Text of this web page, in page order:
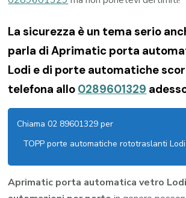
La sicurezza è un tema serio
parla di Aprimatic porta
Lodi e di porte automatiche
telefona allo 0289601329
Chiama 02 89601329 per
TOPP porte automatiche rototraslanti Lodi
Aprimatic porta automatica vetro